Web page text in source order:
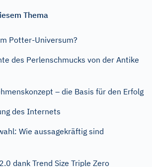
Thema
Potter-Universum?
des Perlenschmucks von der Antike
– die Basis für den Erfolg
des Internets
Wie aussagekräftig sind
dank Trend Size Triple Zero